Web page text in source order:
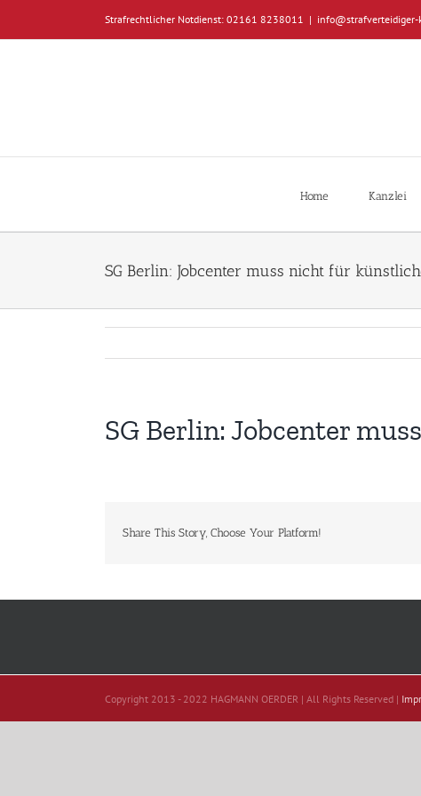
springen
Strafrechtlicher Notdienst: 02161 8238011 | info@strafverteidiger-
Home Kanzlei
SG Berlin: Jobcenter muss nicht für
SG Berlin: Jobcenter
Share This Story, Choose Your Platform!
Copyright 2013 - 2022 HAGMANN OERDER | All Rights Reserved |